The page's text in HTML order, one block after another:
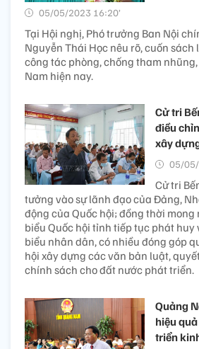
05/05/2023 16:20’
Tại Hội nghị, Phó trưởng Ban Nội
Nguyễn Thái Học nêu rõ, cuốn sách
công tác phòng, chống tham
Nam hiện nay.
Cử tri
điều
xây
05/05/
Cử tri
tưởng vào sự lãnh đạo của Đảng,
động của Quốc hội; đồng thời mong
biểu Quốc hội tỉnh tiếp tục phát
biểu nhân dân, có nhiều đóng góp
hội xây dựng các văn bản luật,
chính sách cho đất nước phát triển.
Quảng
hiệu
triển